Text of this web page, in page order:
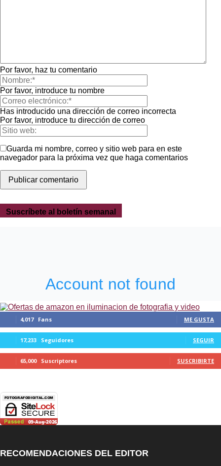
Por favor, haz tu comentario
Por favor, introduce tu nombre
Has introducido una dirección de correo incorrecta
Por favor, introduce tu dirección de correo
Guarda mi nombre, correo y sitio web para en este
navegador para la próxima vez que haga comentarios
Suscríbete al boletín semanal
4,017 Fans ME GUSTA
17,233 Seguidores SEGUIR
65,000 Suscriptores SUSCRIBIRTE
RECOMENDACIONES DEL EDITOR